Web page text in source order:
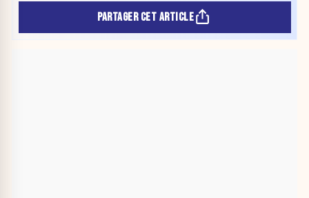
PARTAGER CET ARTICLE